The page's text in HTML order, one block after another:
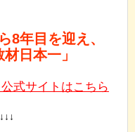
8年目を迎え、
日本一」
式サイトはこちら